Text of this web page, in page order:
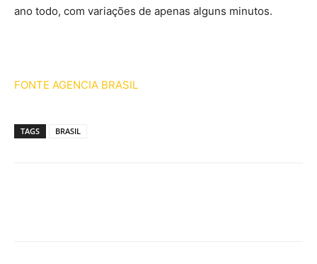
ano todo, com variações de apenas alguns minutos.
FONTE AGENCIA BRASIL
TAGS BRASIL